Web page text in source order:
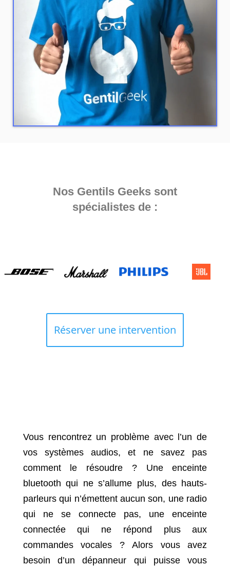
Nos Gentils Geeks sont
spécialistes de :
Réserver une intervention
Vous rencontrez un problème avec l’un de
vos systèmes audios, et ne savez pas
comment le résoudre ? Une enceinte
bluetooth qui ne s’allume plus, des hauts-
parleurs qui n’émettent aucun son, une radio
qui ne se connecte pas, une enceinte
connectée qui ne répond plus aux
commandes vocales ? Alors vous avez
besoin d’un dépanneur qui puisse vous